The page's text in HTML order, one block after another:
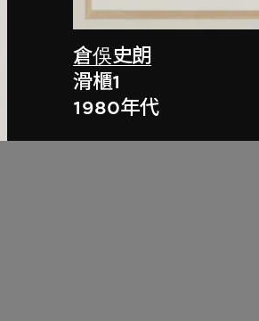
倉俁史朗
滑櫃1
1980年代